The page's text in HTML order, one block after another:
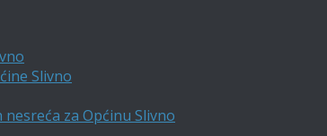
Slivno
za Općinu Slivno